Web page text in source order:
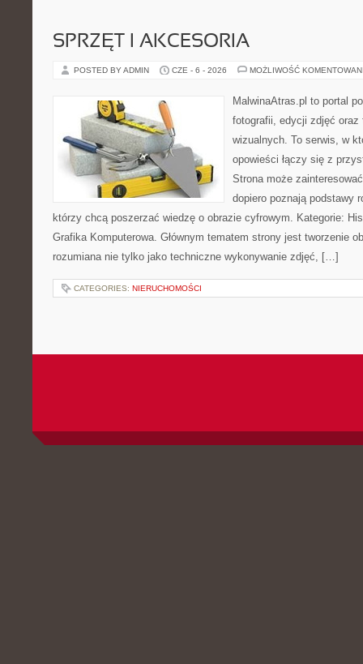
SPRZĘT I AKCESORIA
POSTED BY ADMIN CZE - 6 - 2026 MOŻLIWOŚĆ
MalwinaAtras.pl to portal
fotografii, edycji zdjęć oraz
wizualnych. To serwis, w
opowieści łączy się z
Strona może
dopiero poznają podstawy
którzy chcą poszerzać wiedzę o obrazie cyfrowym. Kategorie:
Grafika Komputerowa. Głównym tematem strony jest tworzenie
rozumiana nie tylko jako techniczne wykonywanie zdjęć, […]
CATEGORIES: NIERUCHOMOŚCI